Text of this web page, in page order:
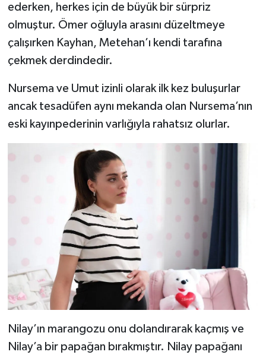
ederken, herkes için de büyük bir sürpriz
olmuştur. Ömer oğluyla arasını düzeltmeye
çalışırken Kayhan, Metehan’ı kendi tarafına
çekmek derdindedir.
Nursema ve Umut izinli olarak ilk kez buluşurlar
ancak tesadüfen aynı mekanda olan Nursema’nın
eski kayınpederinin varlığıyla rahatsız olurlar.
Nilay’ın marangozu onu dolandırarak kaçmış ve
Nilay’a bir papağan bırakmıştır. Nilay papağanı